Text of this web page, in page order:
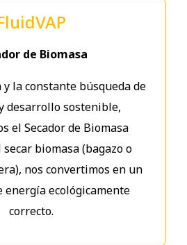
de Biomasa
la constante búsqueda de
desarrollo sostenible,
el Secador de Biomasa
secar biomasa (bagazo o
nos convertimos en un
energía ecológicamente
correcto.